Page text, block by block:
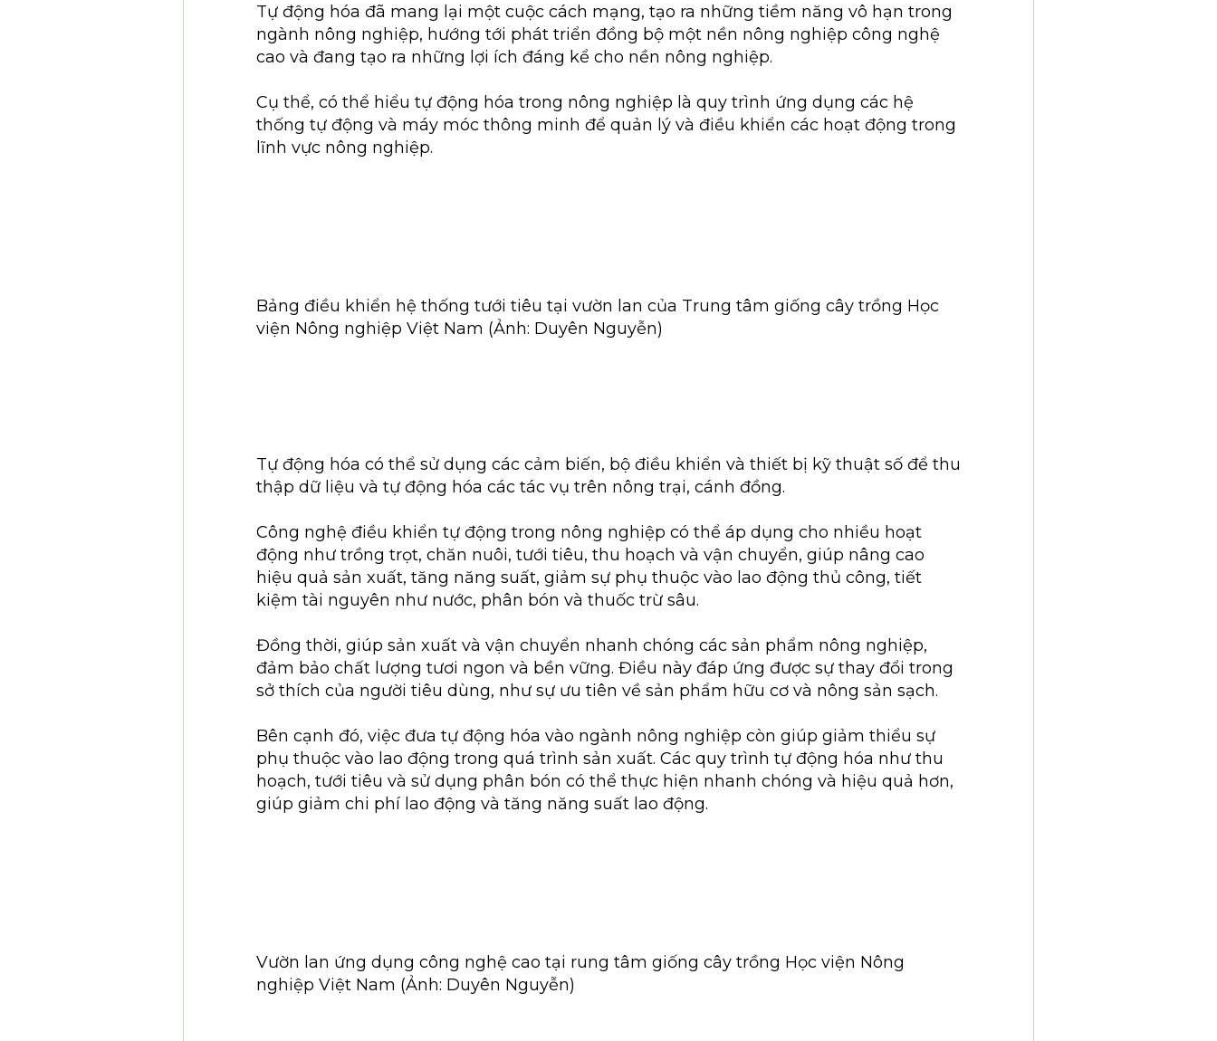
Tự động hóa đã mang lại một cuộc cách mạng, tạo ra những tiềm năng vô hạn trong
ngành nông nghiệp, hướng tới phát triển đồng bộ một nền nông nghiệp công nghệ
cao và đang tạo ra những lợi ích đáng kể cho nền nông nghiệp.
Cụ thể, có thể hiểu tự động hóa trong nông nghiệp là quy trình ứng dụng các hệ
thống tự động và máy móc thông minh để quản lý và điều khiển các hoạt động trong
lĩnh vực nông nghiệp.
Bảng điều khiển hệ thống tưới tiêu tại vườn lan của Trung tâm giống cây trồng Học
viện Nông nghiệp Việt Nam (Ảnh: Duyên Nguyễn)
Tự động hóa có thể sử dụng các cảm biến, bộ điều khiển và thiết bị kỹ thuật số để thu
thập dữ liệu và tự động hóa các tác vụ trên nông trại, cánh đồng.
Công nghệ điều khiển tự động trong nông nghiệp có thể áp dụng cho nhiều hoạt
động như trồng trọt, chăn nuôi, tưới tiêu, thu hoạch và vận chuyển, giúp nâng cao
hiệu quả sản xuất, tăng năng suất, giảm sự phụ thuộc vào lao động thủ công, tiết
kiệm tài nguyên như nước, phân bón và thuốc trừ sâu.
Đồng thời, giúp sản xuất và vận chuyển nhanh chóng các sản phẩm nông nghiệp,
đảm bảo chất lượng tươi ngon và bền vững. Điều này đáp ứng được sự thay đổi trong
sở thích của người tiêu dùng, như sự ưu tiên về sản phẩm hữu cơ và nông sản sạch.
Bên cạnh đó, việc đưa tự động hóa vào ngành nông nghiệp còn giúp giảm thiểu sự
phụ thuộc vào lao động trong quá trình sản xuất. Các quy trình tự động hóa như thu
hoạch, tưới tiêu và sử dụng phân bón có thể thực hiện nhanh chóng và hiệu quả hơn,
giúp giảm chi phí lao động và tăng năng suất lao động.
Vườn lan ứng dụng công nghệ cao tại rung tâm giống cây trồng Học viện Nông
nghiệp Việt Nam (Ảnh: Duyên Nguyễn)